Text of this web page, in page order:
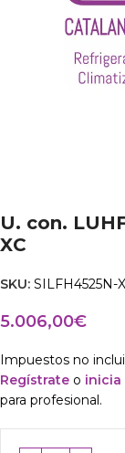
U. con.
XC
SKU: SILFH4525N-
5.006,00€
Impuestos no
Regístrate o inicia
para profesional.